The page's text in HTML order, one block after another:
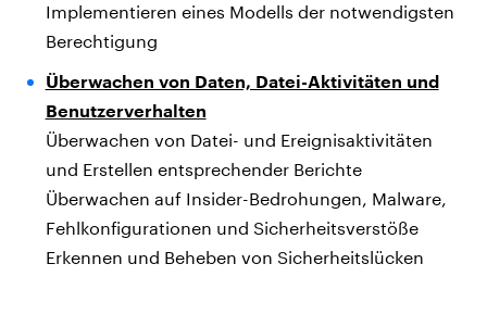
Implementieren eines Modells der notwendigsten
Berechtigung
Überwachen von Daten, Datei-Aktivitäten und
Benutzerverhalten
Überwachen von Datei- und Ereignisaktivitäten
und Erstellen entsprechender Berichte
Überwachen auf Insider-Bedrohungen, Malware,
Fehlkonfigurationen und Sicherheitsverstöße
Erkennen und Beheben von Sicherheitslücken